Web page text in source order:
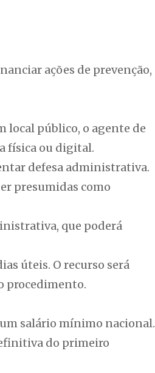
ações de prevenção,
local público, o agente de
física ou digital.
defesa administrativa.
presumidas como
que poderá
úteis. O recurso será
procedimento.
salário mínimo nacional.
do primeiro